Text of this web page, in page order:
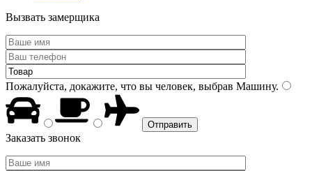
Вызвать замерщика
Пожалуйста, докажите, что вы человек, выбрав Машину.
Заказать звонок